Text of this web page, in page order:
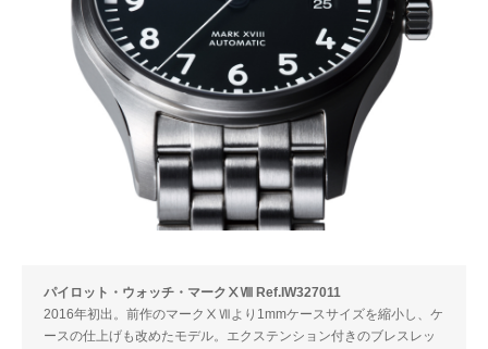
パイロット・ウォッチ・マークⅩⅧ Ref.IW327011
2016年初出。前作のマークⅩⅦより1mmケースサイズを縮小し、ケ
ースの仕上げも改めたモデル。エクステンション付きのブレスレッ